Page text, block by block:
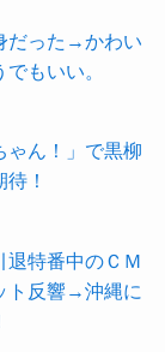
だった→かわい
もいい。
ん！」で黒柳
！
退特番中のＣＭ
ト反響→沖縄に